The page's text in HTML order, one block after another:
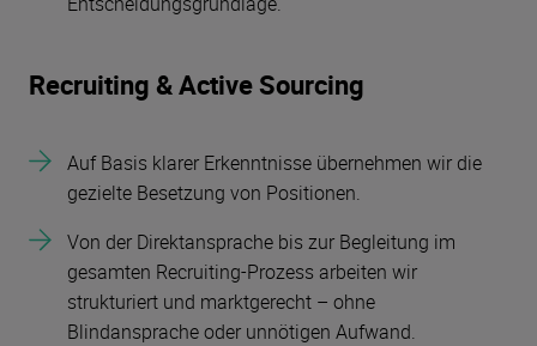
Recruiting & Active Sourcing
Auf Basis klarer Erkenntnisse übernehmen wir die
gezielte Besetzung von Positionen.
Von der Direktansprache bis zur Begleitung im
gesamten Recruiting-Prozess arbeiten wir
strukturiert und marktgerecht – ohne
Blindansprache oder unnötigen Aufwand.